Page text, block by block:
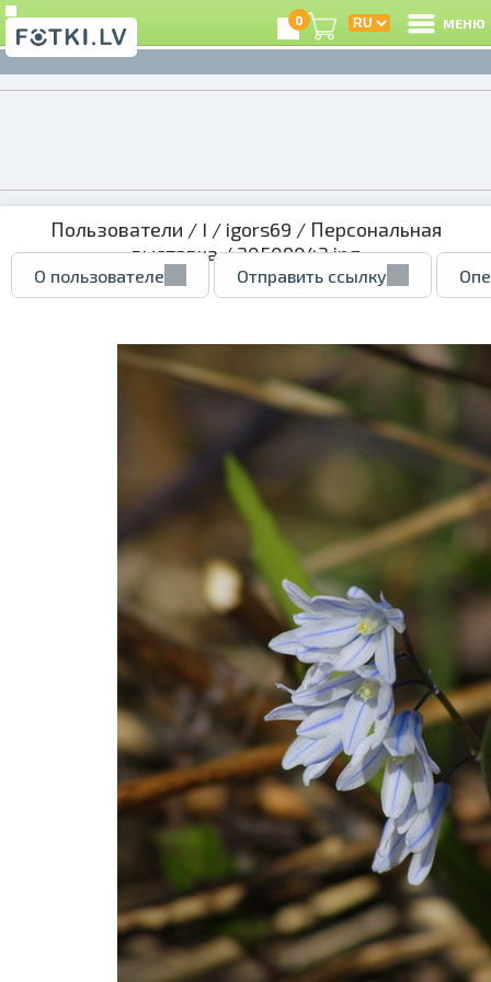
0 МЕНЮ
Пользователи / I / igors69 / Персональная
выставка/ 30509043.jpg
О пользователе Отправить ссылку